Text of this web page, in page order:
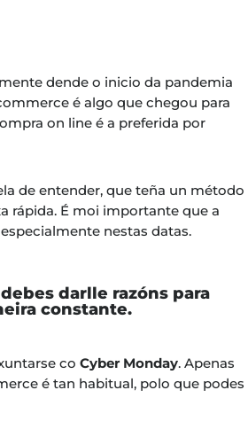
dende o inicio da pandemia
é algo que chegou para
on line é a preferida por
de entender, que teña un método
rápida. É moi importante que a
especialmente nestas datas.
darlle razóns para
constante.
coCyber Monday. Apenas
é tan habitual, polo que podes